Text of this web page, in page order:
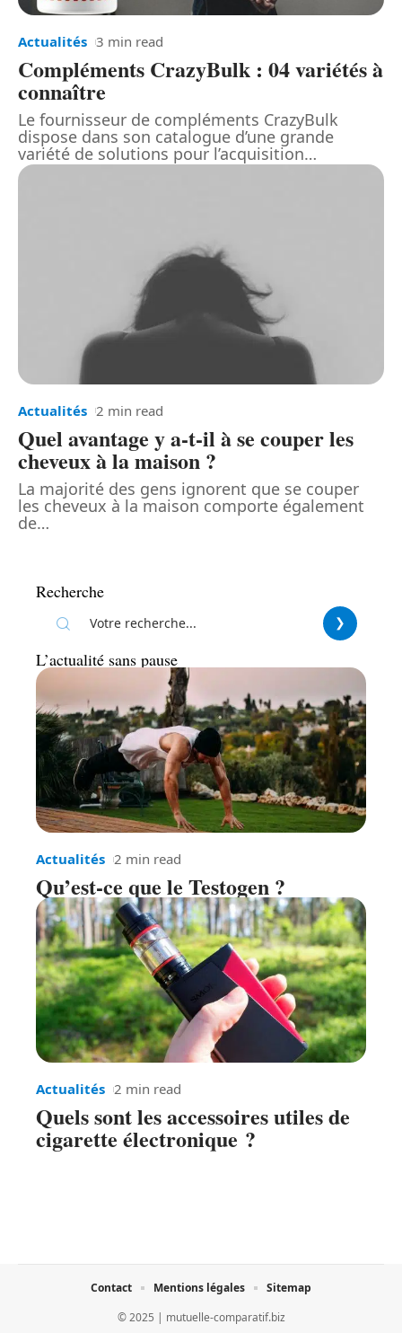
Actualités 3 min read
Compléments CrazyBulk : 04 variétés à
connaître
Le fournisseur de compléments CrazyBulk
dispose dans son catalogue d’une grande
variété de solutions pour l’acquisition…
Actualités 2 min read
Quel avantage y a-t-il à se couper les
cheveux à la maison ?
La majorité des gens ignorent que se couper
les cheveux à la maison comporte également
de…
Recherche
L’actualité sans pause
Actualités 2 min read
Qu’est-ce que le Testogen ?
Actualités 2 min read
Quels sont les accessoires utiles de
cigarette électronique ?
© 2025 | mutuelle-comparatif.biz
Contact Mentions légales Sitemap